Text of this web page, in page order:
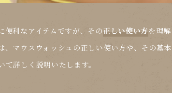
便利なアイテムですが、その正しい使い方を理
マウスウォッシュの正しい使い方や、その基本
詳しく説明いたします。